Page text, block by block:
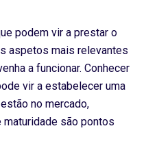
podem vir a prestar o
aspetos mais relevantes
a funcionar. Conhecer
vir a estabelecer uma
no mercado,
maturidade são pontos